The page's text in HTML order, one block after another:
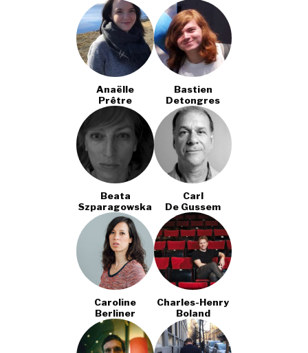
Anaëlle
Prêtre
Bastien
Detongres
Beata
Szparagowska
Carl
De Gussem
Caroline
Berliner
Charles-Henry
Boland